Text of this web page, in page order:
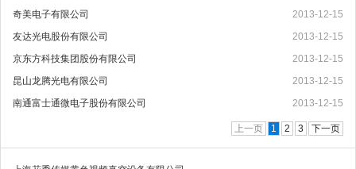
奇美电子有限公司
2013-12-15
友达光电股份有限公司
2013-12-15
京东方科技集团股份有限公司
2013-12-15
昆山龙腾光电有限公司
2013-12-15
南通富士通微电子股份有限公司
2013-12-15
上一页 1 2 3 下一页